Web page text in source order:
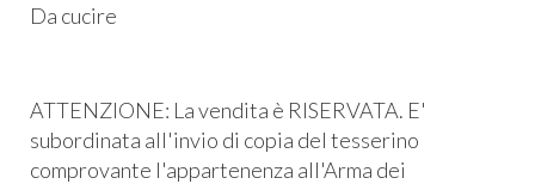
Da cucire
ATTENZIONE: La vendita è RISERVATA. E'
subordinata all'invio di copia del tesserino
comprovante l'appartenenza all'Arma dei